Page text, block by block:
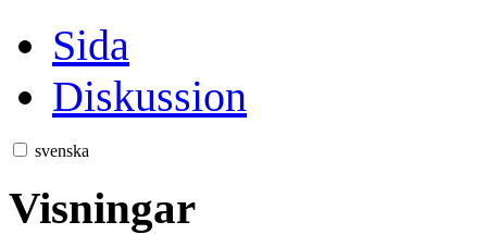
Sida
Diskussion
svenska
Visningar